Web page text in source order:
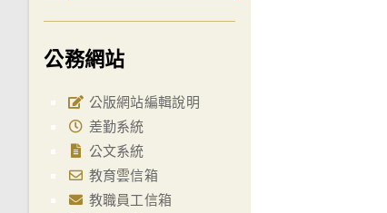
公務網站
公版網站編輯說明
差勤系統
公文系統
教育雲信箱
教職員工信箱